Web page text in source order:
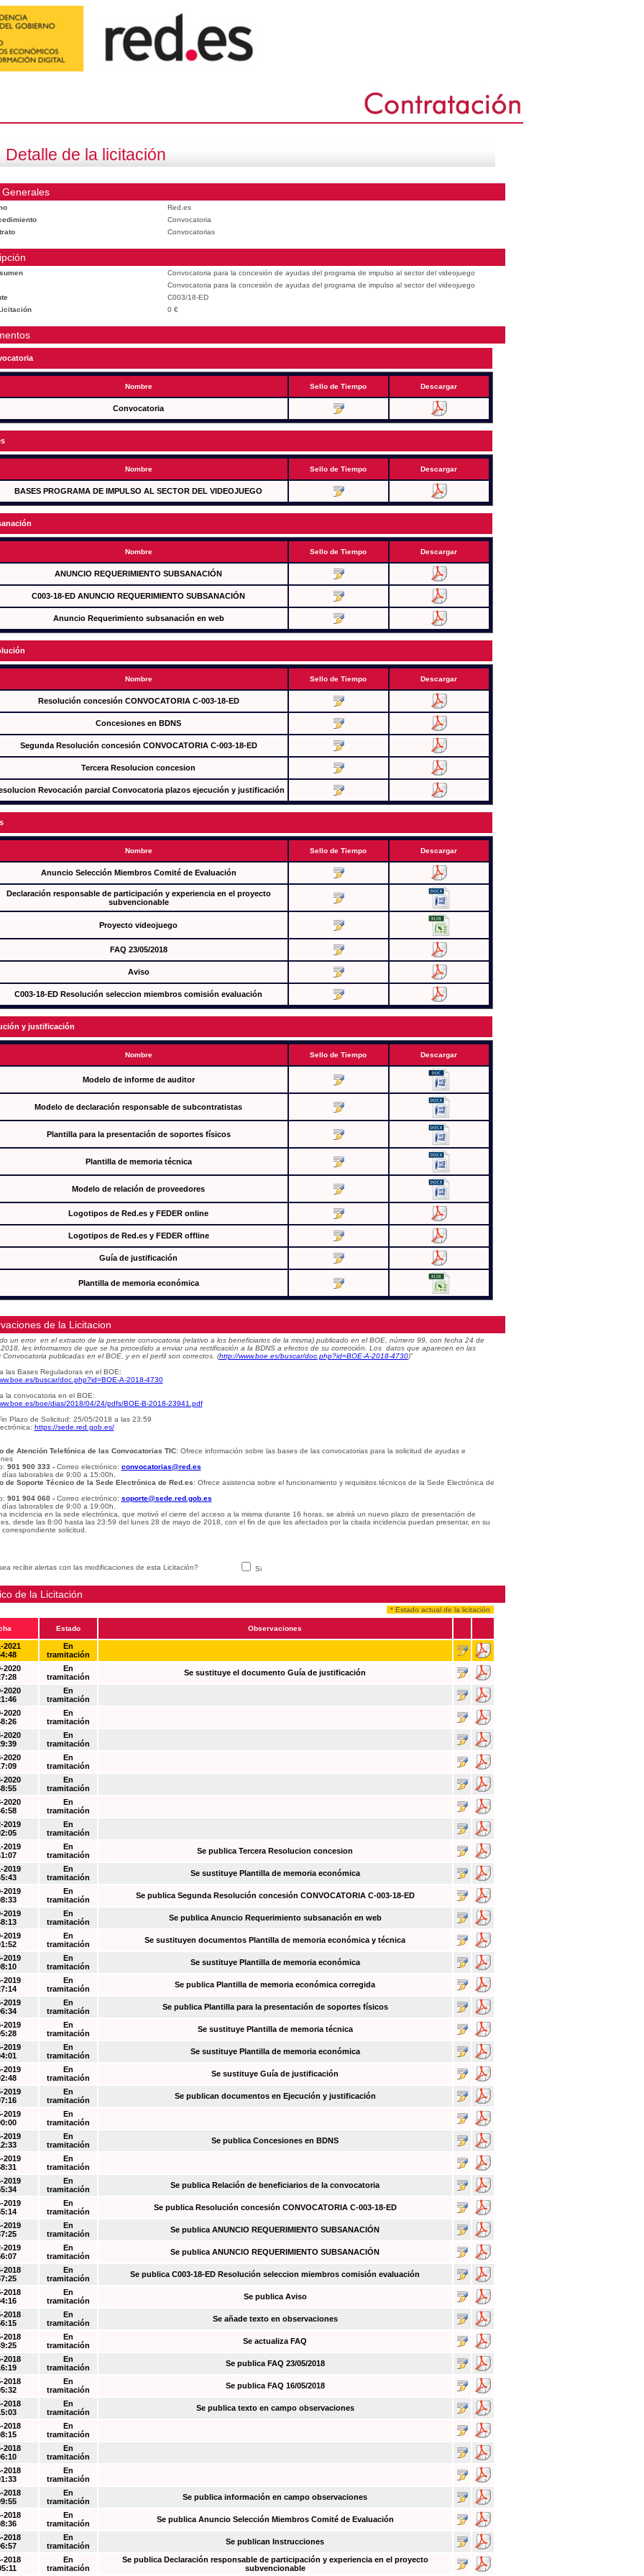
Detalle de la licitación
Red.es
Convocatoria
Convocatorias
Convocatoria para la concesión de ayudas del programa de impulso al sector del videojuego
Convocatoria para la concesión de ayudas del programa de impulso al sector del videojuego
C003/18-ED
0 €
Nombre Sello de Tiempo Descargar
Convocatoria
Nombre Sello de Tiempo Descargar
BASES PROGRAMA DE IMPULSO AL SECTOR DEL VIDEOJUEGO
Nombre Sello de Tiempo Descargar
ANUNCIO REQUERIMIENTO SUBSANACIÓN
C003-18-ED ANUNCIO REQUERIMIENTO SUBSANACIÓN
Anuncio Requerimiento subsanación en web
Nombre Sello de Tiempo Descargar
Resolución concesión CONVOCATORIA C-003-18-ED
Concesiones en BDNS
Segunda Resolución concesión CONVOCATORIA C-003-18-ED
Tercera Resolucion concesion
Revocación parcial Convocatoria plazos ejecución y justificación
Nombre Sello de Tiempo Descargar
Anuncio Selección Miembros Comité de Evaluación
Declaración responsable de participación y experiencia en el proyecto
subvencionable
Proyecto videojuego
FAQ 23/05/2018
Aviso
C003-18-ED Resolución seleccion miembros comisión evaluación
y justificación
Nombre Sello de Tiempo Descargar
Modelo de informe de auditor
Modelo de declaración responsable de subcontratistas
Plantilla para la presentación de soportes físicos
Plantilla de memoria técnica
Modelo de relación de proveedores
Logotipos de Red.es y FEDER online
Logotipos de Red.es y FEDER offline
Guía de justificación
Plantilla de memoria económica
de la Licitacion
un error en el extracto de la presente convocatoria (relativo a los beneficiarios de la misma) publicado en el BOE, número 99, con fecha 24 de
les informamos de que se ha procedido a enviar una rectificación a la BDNS a efectos de su corrección. Los datos que aparecen en las
Convocatoria publicadas en el BOE, y en el perfil son correctos. (http://www.boe.es/buscar/doc.php?id=BOE-A-2018-4730)”
las Bases Reguladoras en el BOE:
buscar/doc.php?id=BOE-A-2018-4730
la convocatoria en el BOE:
boe/dias/2018/04/24/pdfs/BOE-B-2018-23941.pdf
Plazo de Solicitud: 25/05/2018 a las 23:59
https://sede.red.gob.es/
de Atención Telefónica de las Convocatorias TIC: Ofrece información sobre las bases de las convocatorias para la solicitud de ayudas e
901 900 333 - Correo electrónico: convocatorias@red.es
días laborables de 9:00 a 15:00h
de Soporte Técnico de la Sede Electrónica de Red.es: Ofrece asistencia sobre el funcionamiento y requisitos técnicos de la Sede Electrónica de
901 904 060 - Correo electrónico: soporte@sede.red.gob.es
días laborables de 9:00 a 19:00h.
incidencia en la sede electrónica, que motivó el cierre del acceso a la misma durante 16 horas, se abrirá un nuevo plazo de presentación de
desde las 8:00 hasta las 23:59 del lunes 28 de mayo de 2018, con el fin de que los afectados por la citada incidencia puedan presentar, en su
solicitud.
recibir alertas con las modificaciones de esta Licitación? Si
de la Licitación
* Estado actual de la licitación
Estado Observaciones
2021
En
tramitación
2020
En
tramitación
Se sustituye el documento Guía de justificación
2020
En
tramitación
2020
En
tramitación
2020
En
tramitación
2020
En
tramitación
2020
En
tramitación
2020
En
tramitación
2019
En
tramitación
2019
En
tramitación
Se publica Tercera Resolucion concesion
2019
En
tramitación
Se sustituye Plantilla de memoria económica
2019
En
tramitación
Se publica Segunda Resolución concesión CONVOCATORIA C-003-18-ED
2019
En
tramitación
Se publica Anuncio Requerimiento subsanación en web
2019
En
tramitación
Se sustituyen documentos Plantilla de memoria económica y técnica
2019
En
tramitación
Se sustituye Plantilla de memoria económica
2019
En
tramitación
Se publica Plantilla de memoria económica corregida
2019
En
tramitación
Se publica Plantilla para la presentación de soportes físicos
2019
En
tramitación
Se sustituye Plantilla de memoria técnica
2019
En
tramitación
Se sustituye Plantilla de memoria económica
2019
En
tramitación
Se sustituye Guía de justificación
2019
En
tramitación
Se publican documentos en Ejecución y justificación
2019
En
tramitación
2019
En
tramitación
Se publica Concesiones en BDNS
2019
En
tramitación
2019
En
tramitación
Se publica Relación de beneficiarios de la convocatoria
2019
En
tramitación
Se publica Resolución concesión CONVOCATORIA C-003-18-ED
2019
En
tramitación
Se publica ANUNCIO REQUERIMIENTO SUBSANACIÓN
2019
En
tramitación
Se publica ANUNCIO REQUERIMIENTO SUBSANACIÓN
2018
En
tramitación
Se publica C003-18-ED Resolución seleccion miembros comisión evaluación
2018
En
tramitación
Se publica Aviso
2018
En
tramitación
Se añade texto en observaciones
2018
En
tramitación
Se actualiza FAQ
2018
En
tramitación
Se publica FAQ 23/05/2018
2018
En
tramitación
Se publica FAQ 16/05/2018
2018
En
tramitación
Se publica texto en campo observaciones
2018
En
tramitación
2018
En
tramitación
2018
En
tramitación
2018
En
tramitación
Se publica información en campo observaciones
2018
En
tramitación
Se publica Anuncio Selección Miembros Comité de Evaluación
2018
En
tramitación
Se publican Instrucciones
2018
En
tramitación
Se publica Declaración responsable de participación y experiencia en el proyecto
subvencionable